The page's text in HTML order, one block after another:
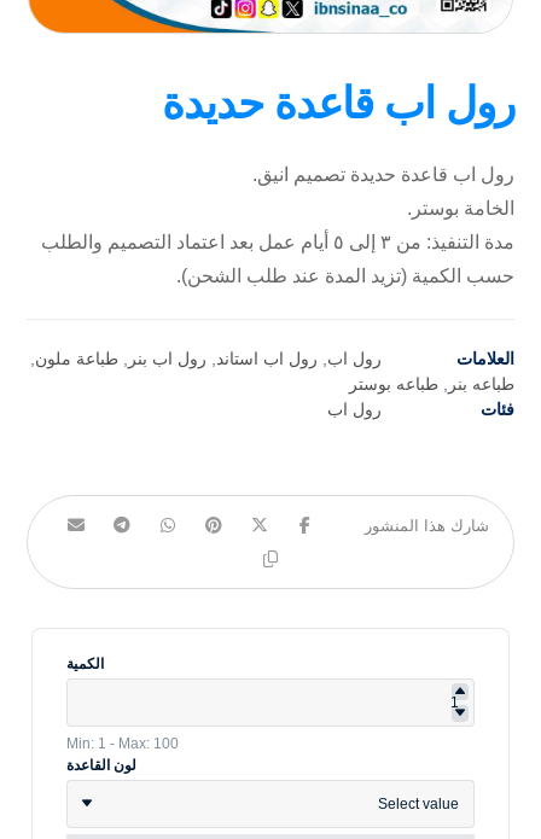
رول اب قاعدة حديدة
رول اب قاعدة حديدة تصميم انيق.
الخامة بوستر.
مدة التنفيذ: من ٣ إلى ٥ أيام عمل بعد اعتماد التصميم والطلب
حسب الكمية (تزيد المدة عند طلب الشحن).
العلامات رول اب رول اب استاند رول اب بنر ,طباعة ملون
طباعه بنر
,طباعه بوستر
فئات
رول اب
الكمية
Min: 1 - Max: 100
لون القاعدة
Select value